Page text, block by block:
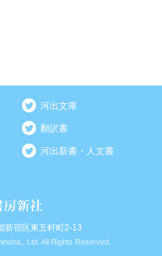
河出文庫
翻訳書
河出新書・人文書
宿区東五軒町2-13
Ltd. All Rights Reserved.